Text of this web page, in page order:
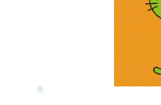
奮状態になり眠りが浅くな
を優位にし、質の高い睡眠
朝日を浴びることで体内時
やすくなります。結果とし
につながります。・日中の
の不調は、前傾姿勢・立ち
重なることで起こりやすく
家はレシピ開発や調理、試
す。見た目の美しさや再現
時間の調理が続きやすく、